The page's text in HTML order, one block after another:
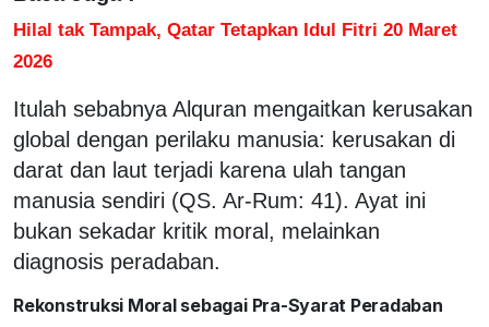
Hilal tak Tampak, Qatar Tetapkan Idul Fitri 20 Maret
2026
Itulah sebabnya Alquran mengaitkan kerusakan
global dengan perilaku manusia: kerusakan di
darat dan laut terjadi karena ulah tangan
manusia sendiri (QS. Ar-Rum: 41). Ayat ini
bukan sekadar kritik moral, melainkan
diagnosis peradaban.
Rekonstruksi Moral sebagai Pra-Syarat Peradaban